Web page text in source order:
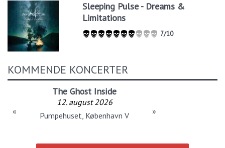
Sleeping Pulse - Dreams &
Limitations
7/10
KOMMENDE KONCERTER
The Ghost Inside
12. august 2026
Pumpehuset, København V
« »